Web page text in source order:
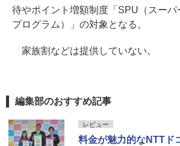
待やポイント増額制度「SPU（スー
プログラム）」の対象となる。
家族割などは提供していない。
編集部のおすすめ記事
レビュー
料金が魅力的なNTTド